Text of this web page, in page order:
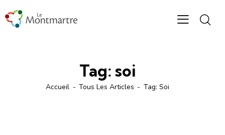
Tag: soi
Accueil Tous Les Articles Tag: Soi